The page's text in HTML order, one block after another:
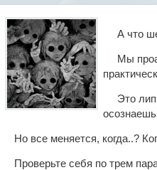
А что
Мы
Это
Но все меняется, когда..?
Проверьте себя по трем